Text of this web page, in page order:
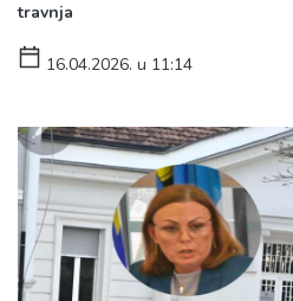
travnja
16.04.2026. u 11:14